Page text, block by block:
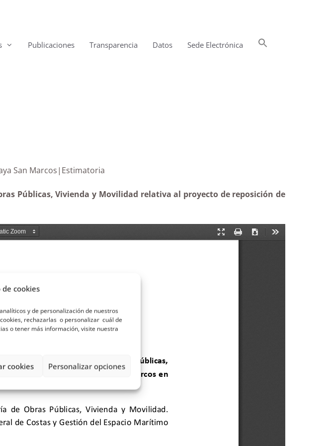
cookies
y de personalización de nuestros
rechazarlas o personalizar cuál de
o tener más información, visite nuestra
cookies Personalizar opciones
Publicaciones Transparencia Datos Sede Electrónica
Playa San Marcos|Estimatoria
Públicas, Vivienda y Movilidad relativa al proyecto de reposición de